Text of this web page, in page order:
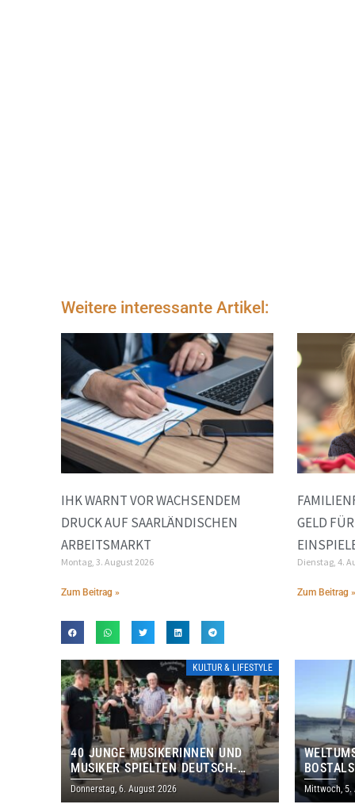
Weitere interessante Artikel:
IHK WARNT VOR WACHSENDEM
DRUCK AUF SAARLÄNDISCHEN
ARBEITSMARKT
Montag, 3. August 2026
Zum Beitrag »
GELD
Dienstag, 4.
Zum Beitrag »
KULTUR & LIFESTYLE
40 JUNGE MUSIKERINNEN UND
MUSIKER SPIELTEN DEUTSCH-
BRASILIANISCHES PROGRAMM IN
THOLEY
Donnerstag, 6. August 2026 Mittwoch, 5.